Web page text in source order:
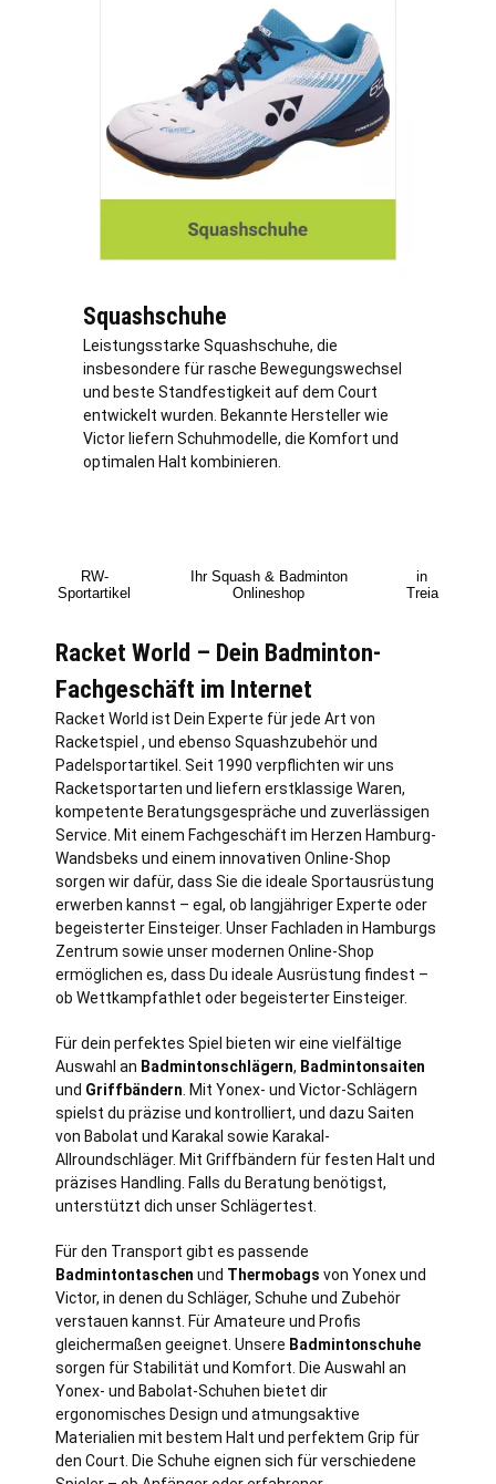
Squashschuhe
Leistungsstarke Squashschuhe, die
insbesondere für rasche Bewegungswechsel
und beste Standfestigkeit auf dem Court
entwickelt wurden. Bekannte Hersteller wie
Victor liefern Schuhmodelle, die Komfort und
optimalen Halt kombinieren.
RW-
Sportartikel
Ihr Squash & Badminton
Onlineshop
in
Treia
Racket World – Dein Badminton-
Fachgeschäft im Internet
Racket World ist Dein Experte für jede Art von
Racketspiel , und ebenso Squashzubehör und
Padelsportartikel. Seit 1990 verpflichten wir uns
Racketsportarten und liefern erstklassige Waren,
kompetente Beratungsgespräche und zuverlässigen
Service. Mit einem Fachgeschäft im Herzen Hamburg-
Wandsbeks und einem innovativen Online-Shop
sorgen wir dafür, dass Sie die ideale Sportausrüstung
erwerben kannst – egal, ob langjähriger Experte oder
begeisterter Einsteiger. Unser Fachladen in Hamburgs
Zentrum sowie unser modernen Online-Shop
ermöglichen es, dass Du ideale Ausrüstung findest –
ob Wettkampfathlet oder begeisterter Einsteiger.
Für dein perfektes Spiel bieten wir eine vielfältige
Auswahl an Badmintonschlägern, Badmintonsaiten
und Griffbändern . Mit Yonex- und Victor-Schlägern
spielst du präzise und kontrolliert, und dazu Saiten
von Babolat und Karakal sowie Karakal-
Allroundschläger. Mit Griffbändern für festen Halt und
präzises Handling. Falls du Beratung benötigst,
unterstützt dich unser Schlägertest.
Für den Transport gibt es passende
Badmintontaschen und Thermobags von Yonex und
Victor, in denen du Schläger, Schuhe und Zubehör
verstauen kannst. Für Amateure und Profis
gleichermaßen geeignet. Unsere Badmintonschuhe
sorgen für Stabilität und Komfort. Die Auswahl an
Yonex- und Babolat-Schuhen bietet dir
ergonomisches Design und atmungsaktive
Materialien mit bestem Halt und perfektem Grip für
den Court. Die Schuhe eignen sich für verschiedene